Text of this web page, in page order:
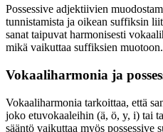
Possessive adjektiivien
tunnistamista ja oikean suffiksin
sanat taipuvat harmonisesti
mikä vaikuttaa suffiksien muotoon.
Vokaaliharmonia ja
Vokaaliharmonia tarkoittaa, että
joko etuvokaaleihin (ä, ö, y, i) tai
sääntö vaikuttaa myös